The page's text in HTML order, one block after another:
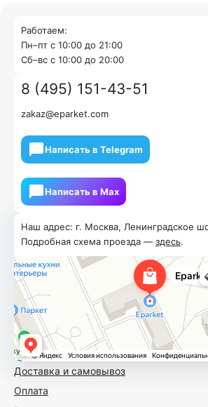
Доставка и самовывоз
Оплата
Наш адрес: г. Москва, Ленинградское
Подробная схема проезда — здесь.
Работаем:
Пн–пт с 10:00 до 21:00
Cб–вс с 10:00 до 20:00
8 (495) 151-43-51
zakaz@eparket.com
Написать в Telegram
Написать в Мах